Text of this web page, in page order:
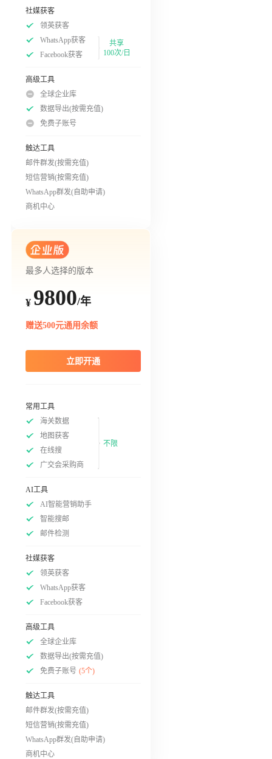
社媒获客
领英获客
WhatsApp获客
Facebook获客
共享
100次/日
高级工具
全球企业库
数据导出(按需充值)
免费子账号
触达工具
邮件群发(按需充值)
短信营销(按需充值)
WhatsApp群发(自助申请)
商机中心
最多人选择的版本
¥ 9800/年
赠送500元通用余额
立即开通
常用工具
海关数据
地图获客
在线搜
广交会采购商
不限
AI工具
AI智能营销助手
智能搜邮
邮件检测
社媒获客
领英获客
WhatsApp获客
Facebook获客
高级工具
全球企业库
数据导出(按需充值)
免费子账号 (5个)
触达工具
邮件群发(按需充值)
短信营销(按需充值)
WhatsApp群发(自助申请)
商机中心